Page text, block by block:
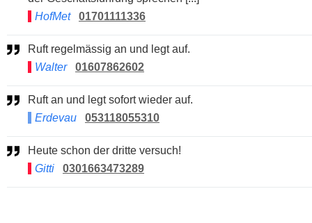
HofMet
01701111336
Ruft regelmässig an und legt auf.
Walter
01607862602
Ruft an und legt sofort wieder auf.
Erdevau
053118055310
Heute schon der dritte versuch!
Gitti
0301663473289